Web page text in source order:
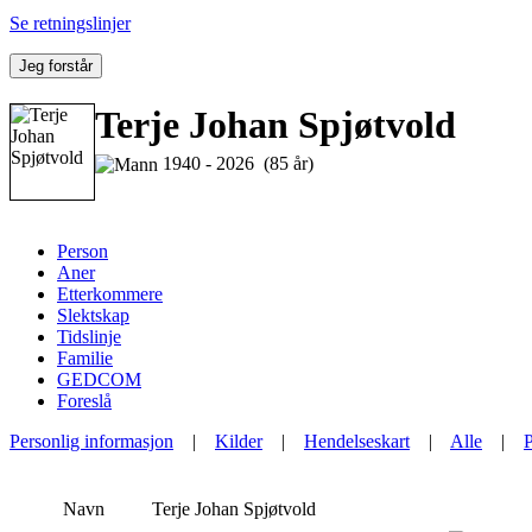
Se retningslinjer
Jeg forstår
Terje Johan Spjøtvold
1940 - 2026 (85 år)
Person
Aner
Etterkommere
Slektskap
Tidslinje
Familie
GEDCOM
Foreslå
Personlig informasjon | Kilder| Hendelseskart| Alle |
Navn Terje Johan Spjøtvold